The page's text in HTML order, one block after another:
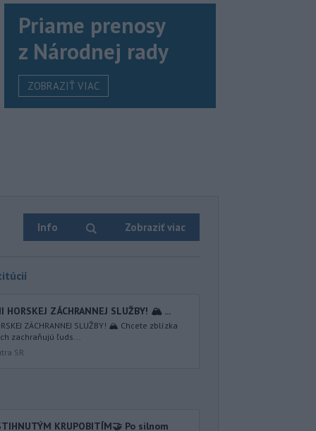
Priame prenosy
z Národnej rady
ZOBRAZIŤ VIAC
Info Zobraziť viac
HORSKEJ ZÁCHRANNEJ SLUŽBY! 🏔️ ...
ZÁCHRANNEJ SLUŽBY! 🏔️ Chcete zblízka
zachraňujú ľuds...
SR
KRUPOBITÍM🤝 Po silnom